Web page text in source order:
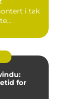
i tak
for